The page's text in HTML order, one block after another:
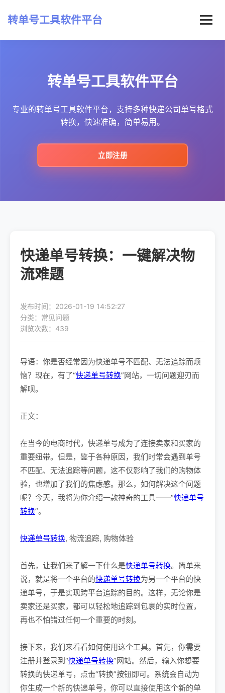
转单号工具软件平台
常见问题
最新资讯
转单号工具软件平台
专业的转单号工具软件平台，支持多种快递公司单号格式
转换，快速准确，简单易用。
立即注册
快递单号转换：一键解决物
流难题
发布时间：2026-01-19 14:52:27
分类：常见问题
浏览次数：439
导语：你是否经常因为快递单号不匹配、无法追踪而烦
恼？现在，有了“快递单号转换”网站，一切问题迎刃而
解呗。
正文：
在当今的电商时代，快递单号成为了连接卖家和买家的
重要纽带。但是，鉴于各种原因，我们时常会遇到单号
不匹配、无法追踪等问题，这不仅影响了我们的购物体
验，也增加了我们的焦虑感。那么，如何解决这个问题
呢？今天，我将为你介绍一款神奇的工具——“快递单号
转换”。
快递单号转换, 物流追踪, 购物体验
首先，让我们来了解一下什么是快递单号转换。简单来
说，就是将一个平台的快递单号转换为另一个平台的快
递单号，于是实现跨平台追踪的目的。这样，无论你是
卖家还是买家，都可以轻松地追踪到包裹的实时位置，
再也不怕错过任何一个重要的时刻。
接下来，我们来看看如何使用这个工具。首先，你需要
注册并登录到“快递单号转换”网站。然后，输入你想要
转换的快递单号，点击“转换”按钮即可。系统会自动为
你生成一个新的快递单号，你可以直接使用这个新的单